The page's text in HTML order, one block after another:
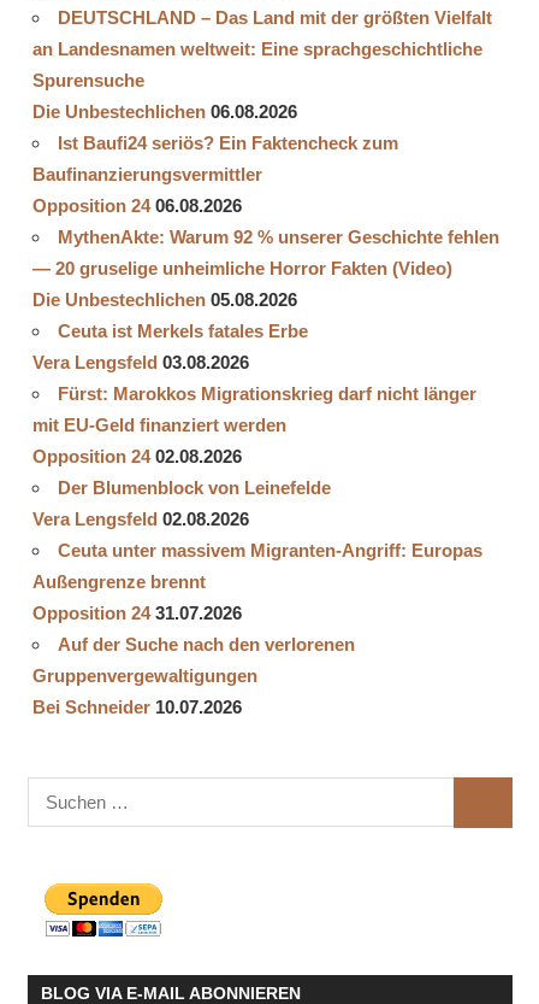
DEUTSCHLAND – Das Land mit der größten Vielfalt
an Landesnamen weltweit: Eine sprachgeschichtliche
Spurensuche
Die Unbestechlichen 06.08.2026
Ist Baufi24 seriös? Ein Faktencheck zum
Baufinanzierungsvermittler
Opposition 24 06.08.2026
MythenAkte: Warum 92 % unserer Geschichte fehlen
— 20 gruselige unheimliche Horror Fakten (Video)
Die Unbestechlichen 05.08.2026
Ceuta ist Merkels fatales Erbe
Vera Lengsfeld 03.08.2026
Fürst: Marokkos Migrationskrieg darf nicht länger
mit EU-Geld finanziert werden
Opposition 24 02.08.2026
Der Blumenblock von Leinefelde
Vera Lengsfeld 02.08.2026
Ceuta unter massivem Migranten-Angriff: Europas
Außengrenze brennt
Opposition 24 31.07.2026
Auf der Suche nach den verlorenen
Gruppenvergewaltigungen
Bei Schneider 10.07.2026
Suchen
nach:
BLOG VIA E-MAIL ABONNIEREN